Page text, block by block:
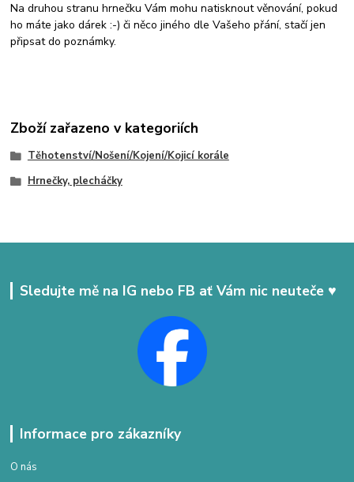
Na druhou stranu hrnečku Vám mohu natisknout věnování, pokud
ho máte jako dárek :-) či něco jiného dle Vašeho přání, stačí jen
připsat do poznámky.
Zboží zařazeno v kategoriích
Těhotenství/Nošení/Kojení/Kojicí korále
Hrnečky, plecháčky
Sledujte mě na IG nebo FB ať Vám nic neuteče ♥
Informace pro zákazníky
O nás